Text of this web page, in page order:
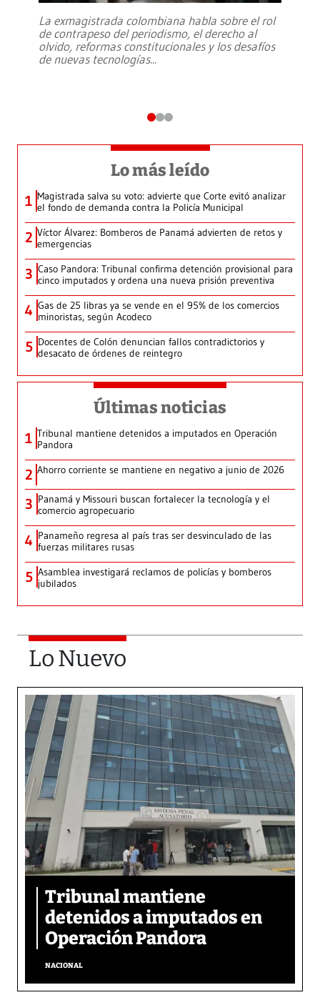
La exmagistrada colombiana habla sobre el rol
de contrapeso del periodismo, el derecho al
olvido, reformas constitucionales y los desafíos
de nuevas tecnologías...
Lo más leído
1 Magistrada salva su voto: advierte que Corte evitó analizar
el fondo de demanda contra la Policía Municipal
2 Víctor Álvarez: Bomberos de Panamá advierten de retos y
emergencias
3 Caso Pandora: Tribunal confirma detención provisional para
cinco imputados y ordena una nueva prisión preventiva
4 Gas de 25 libras ya se vende en el 95% de los comercios
minoristas, según Acodeco
5 Docentes de Colón denuncian fallos contradictorios y
desacato de órdenes de reintegro
Últimas noticias
1 Tribunal mantiene detenidos a imputados en Operación
Pandora
2 Ahorro corriente se mantiene en negativo a junio de 2026
3 Panamá y Missouri buscan fortalecer la tecnología y el
comercio agropecuario
4 Panameño regresa al país tras ser desvinculado de las
fuerzas militares rusas
5 Asamblea investigará reclamos de policías y bomberos
jubilados
Lo Nuevo
Tribunal mantiene
detenidos a imputados en
Operación Pandora
NACIONAL